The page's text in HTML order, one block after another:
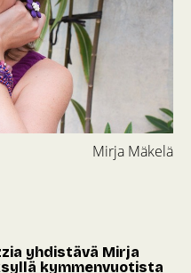
Mirja Mäkelä
yhdistävä Mirja
kymmenvuotista